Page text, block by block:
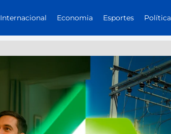
Internacional Economia Esportes Política